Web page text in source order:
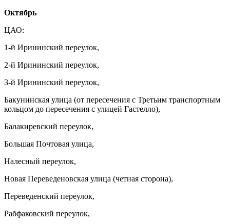
Октябрь
ЦАО:
1-й Ирининский переулок,
2-й Ирининский переулок,
3-й Ирининский переулок,
Бакунинская улица (от пересечения с Третьим транспортным
кольцом до пересечения с улицей Гастелло),
Балакиревский переулок,
Большая Почтовая улица,
Налесный переулок,
Новая Переведеновская улица (четная сторона),
Переведенский переулок,
Рабфаковский переулок,